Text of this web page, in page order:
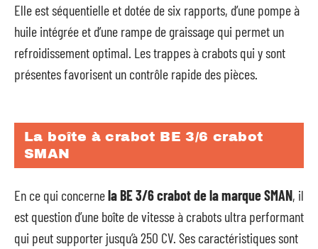
Elle est séquentielle et dotée de six rapports, d’une pompe à
huile intégrée et d’une rampe de graissage qui permet un
refroidissement optimal. Les trappes à crabots qui y sont
présentes favorisent un contrôle rapide des pièces.
La boîte à crabot BE 3/6 crabot
SMAN
En ce qui concernela BE 3/6 crabot de la marque SMAN, il
est question d’une boîte de vitesse à crabots ultra performant
qui peut supporter jusqu’à 250 CV. Ses caractéristiques sont